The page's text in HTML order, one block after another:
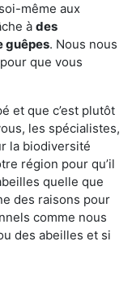
même aux
à des
guêpes. Nous nous
que vous
et que c’est plutôt
les spécialistes,
la biodiversité
région pour qu’il
quelle que
des raisons pour
comme nous
des abeilles et si